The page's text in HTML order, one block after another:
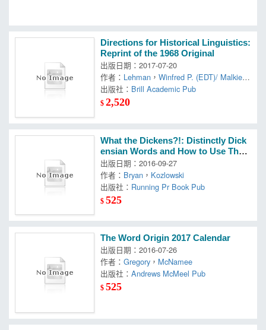
Directions for Historical Linguistics:
Reprint of the 1968 Original
出版日期：2017-07-20
作者： Lehman ，Winfred P. (EDT)/ Malkiel
，Yakov (EDT)
出版社： Brill Academic Pub
$2,520
What the Dickens?!: Distinctly Dick
ensian Words and How to Use The
m
出版日期：2016-09-27
作者： Bryan ， Kozlowski
出版社： Running Pr Book Pub
$525
The Word Origin 2017 Calendar
出版日期：2016-07-26
作者：Gregory ， McNamee
出版社：Andrews McMeel Pub
$525